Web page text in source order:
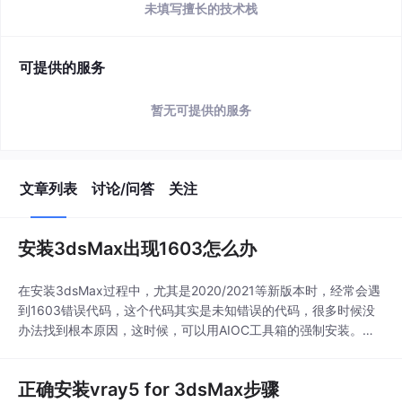
未填写擅长的技术栈
可提供的服务
暂无可提供的服务
文章列表 讨论/问答 关注
安装3dsMax出现1603怎么办
在安装3dsMax过程中，尤其是2020/2021等新版本时，经常会遇
到1603错误代码，这个代码其实是未知错误的代码，很多时候没
办法找到根本原因，这时候，可以用AIOC工具箱的强制安装。注
情况不同，检查时间也不会不同，一定要耐心等待检查完成。首先
正确安装vray5 for 3dsMax步骤